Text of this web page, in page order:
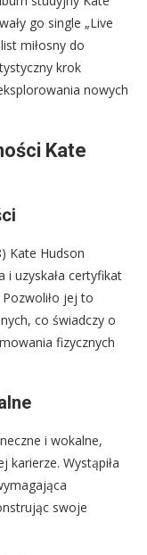
go single „Live
miłosny do
krok
nowych
Kate
Kate Hudson
i uzyskała certyfikat
jej to
co świadczy o
fizycznych
i wokalne,
karierze. Wystąpiła
swoje